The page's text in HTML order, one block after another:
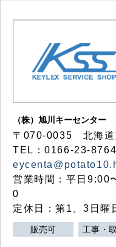
（株）旭川キーセンター
〒070-0035 北海道
TEL：0166-23-
営業時間：平日
0
定休日：第1、3日曜
販売可 工事・